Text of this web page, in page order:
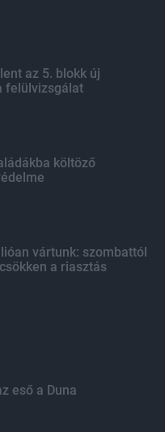
az 5. blokk új
felülvizsgálat
költöző
vártunk: szombattól
a riasztás
eső a Duna